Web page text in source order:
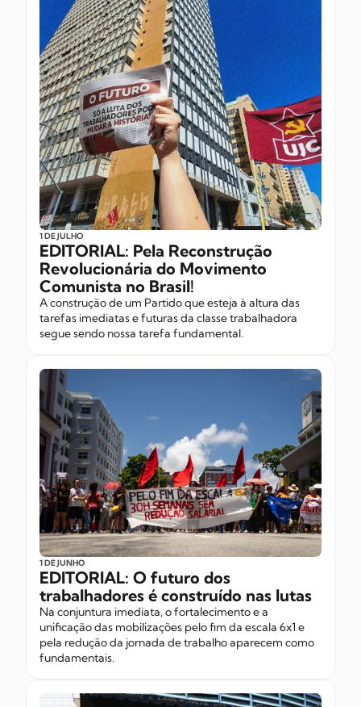
1 DE JULHO
EDITORIAL: Pela Reconstrução
Revolucionária do Movimento
Comunista no Brasil!
A construção de um Partido que esteja à altura das
tarefas imediatas e futuras da classe trabalhadora
segue sendo nossa tarefa fundamental.
1 DE JUNHO
EDITORIAL: O futuro dos
trabalhadores é construído nas lutas
Na conjuntura imediata, o fortalecimento e a
unificação das mobilizações pelo fim da escala 6x1 e
pela redução da jornada de trabalho aparecem como
fundamentais.